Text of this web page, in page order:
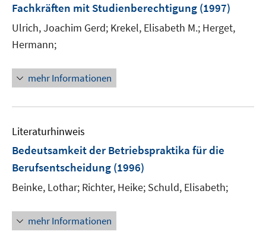
Fachkräften mit Studienberechtigung (1997)
Ulrich, Joachim Gerd; Krekel, Elisabeth M.; Herget,
Hermann;
mehr Informationen
Literaturhinweis
Bedeutsamkeit der Betriebspraktika für die
Berufsentscheidung (1996)
Beinke, Lothar; Richter, Heike; Schuld, Elisabeth;
mehr Informationen